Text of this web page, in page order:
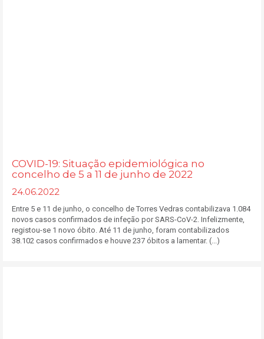
COVID-19: Situação epidemiológica no
concelho de 5 a 11 de junho de 2022
24.06.2022
Entre 5 e 11 de junho, o concelho de Torres Vedras contabilizava 1.084
novos casos confirmados de infeção por SARS-CoV-2. Infelizmente,
registou-se 1 novo óbito. Até 11 de junho, foram contabilizados
38.102 casos confirmados e houve 237 óbitos a lamentar. (...)